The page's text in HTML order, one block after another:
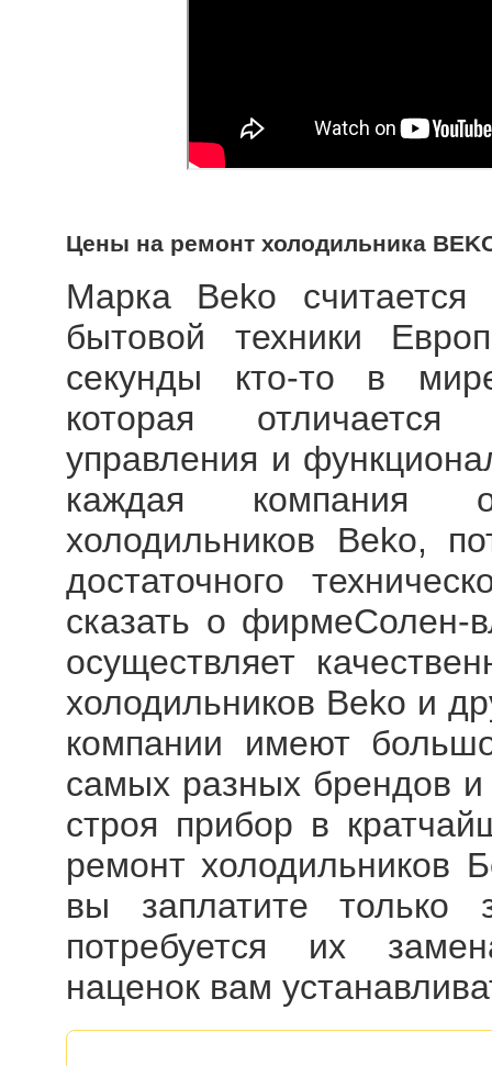
Цены на ремонт холодильника
Марка Beko
бытовой техники
секунды кто-то в
которая отличается
управления и
каждая компания
холодильников Beko,
достаточного
сказать о фирмеСолен-
осуществляет
холодильников Beko и
компании имеют
самых разных брендов
строя прибор в
ремонт холодильников
вы заплатите только
потребуется их
наценок вам